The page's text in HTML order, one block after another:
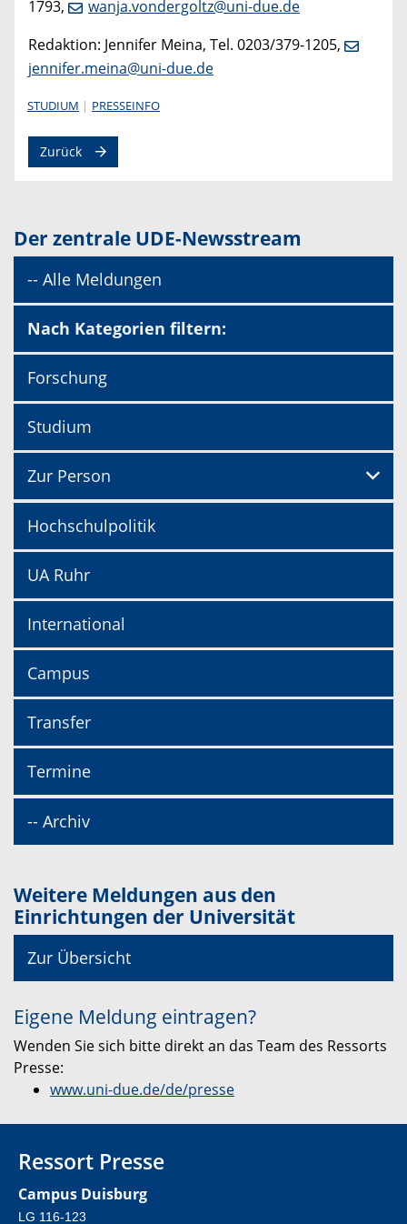
1793,
wanja.vondergoltz@uni-due.de
Redaktion: Jennifer Meina, Tel. 0203/379-1205,
jennifer.meina@uni-due.de
STUDIUM PRESSEINFO
Zurück
Der zentrale UDE-Newsstream
-- Alle Meldungen
Nach Kategorien filtern:
Forschung
Studium
Zur Person
Hochschulpolitik
UA Ruhr
International
Campus
Transfer
Termine
-- Archiv
Weitere Meldungen aus den
Einrichtungen der Universität
Zur Übersicht
Eigene Meldung eintragen?
Wenden Sie sich bitte direkt an das Team des Ressorts
Presse:
www.uni-due.de/de/presse
Ressort Presse
Campus Duisburg
LG 116-123